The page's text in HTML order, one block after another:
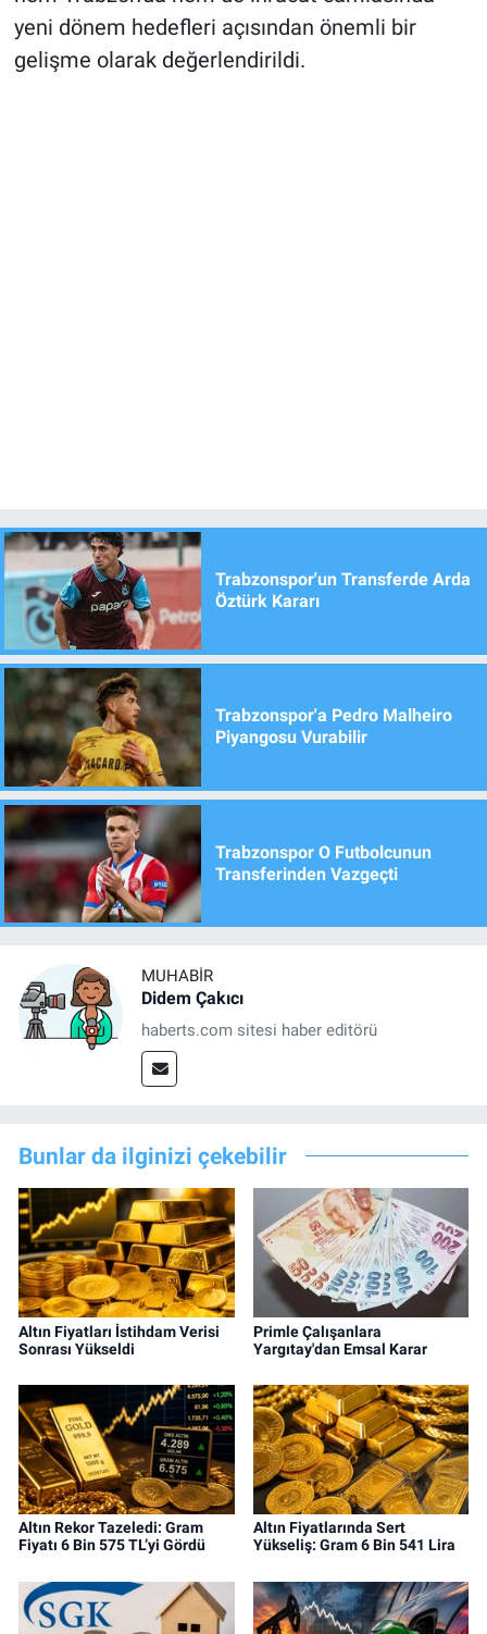
yeni dönem hedefleri açısından önemli bir
gelişme olarak değerlendirildi.
Trabzonspor'un Transferde Arda
Öztürk Kararı
Trabzonspor'a Pedro Malheiro
Piyangosu Vurabilir
Trabzonspor O Futbolcunun
Transferinden Vazgeçti
MUHABIR
Didem Çakıcı
haberts.com sitesi haber editörü
Bunlar da ilginizi çekebilir
Altın Fiyatları İstihdam Verisi
Sonrası Yükseldi
Primle Çalışanlara
Yargıtay'dan Emsal Karar
Altın Rekor Tazeledi: Gram
Fiyatı 6 Bin 575 TL’yi Gördü
Altın Fiyatlarında Sert
Yükseliş: Gram 6 Bin 541 Lira